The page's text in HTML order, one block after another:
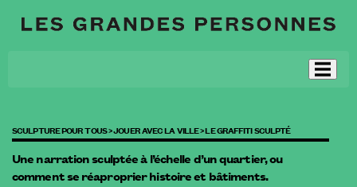
SCULPTURE POUR TOUS >JOUER AVEC LA VILLE >LE GRAFFITI SCULPTÉ
Une narration sculptée à l’échelle d’un quartier, ou
comment se réaproprier histoire et bâtiments.